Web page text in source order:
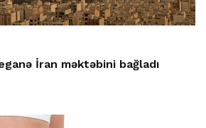
İran məktəbini bağladı